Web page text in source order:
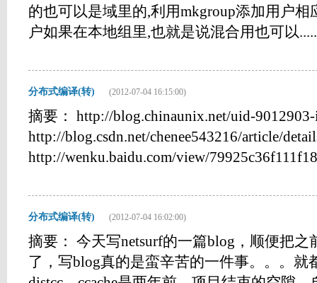
的也可以是域里的,利用mkgroup添加用户相
户如果在本地组里,也就是说混合用也可以
分布式编译(转) (2012-07-04 16:15:00)
摘要： http://blog.chinaunix.net/uid-
http://blog.csdn.net/chenee543216/article/
http://wenku.baidu.com/view/
分布式编译(转) (2012-07-04 16:02:00)
摘要： 今天写netsurf的一篇blog，顺便把
了，写blog真的是蛮辛苦的一件事。。。就